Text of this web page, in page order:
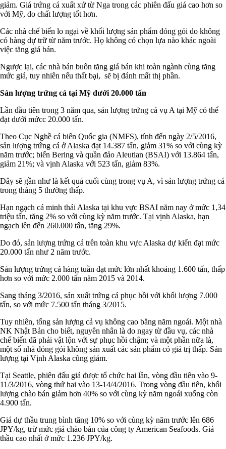
giảm. Giá trứng cá xuất xứ từ Nga trong các phiên đấu giá cao hơn so
với Mỹ, do chất lượng tốt hơn.
Các nhà chế biến lo ngại về khối lượng sản phẩm đóng gói do không
có hàng dự trữ từ năm trước. Họ không có chọn lựa nào khác ngoài
việc tăng giá bán.
Ngược lại, các nhà bán buôn tăng giá bán khi toàn ngành cùng tăng
mức giá, tuy nhiên nếu thất bại, sẽ bị đánh mất thị phần.
Sản lượng trứng cá tại Mỹ dưới 20.000 tấn
Lần đầu tiên trong 3 năm qua, sản lượng trứng cá vụ A tại Mỹ có thể
đạt dưới mứcc 20.000 tấn.
Theo Cục Nghề cá biển Quốc gia (NMFS), tính đến ngày 2/5/2016,
sản lượng trứng cá ở Alaska đạt 14.387 tấn, giảm 31% so với cùng kỳ
năm trước; biển Bering và quần đảo Aleutian (BSAI) với 13.864 tấn,
giảm 21%; và vịnh Alaska với 523 tấn, giảm 83%.
Đây sẽ gần như là kết quả cuối cùng trong vụ A, vì sản lượng trứng cá
trong tháng 5 thường thấp.
Hạn ngạch cá minh thái Alaska tại khu vực BSAI năm nay ở mức 1,34
triệu tấn, tăng 2% so với cùng kỳ năm trước. Tại vịnh Alaska, hạn
ngạch lên đến 260.000 tấn, tăng 29%.
Do đó, sản lượng trứng cá trên toàn khu vực Alaska dự kiến ​​đạt mức
20.000 tấn như 2 năm trước.
Sản lượng trứng cá hàng tuần đạt mức lớn nhất khoảng 1.600 tấn, thấp
hơn so với mức 2.000 tấn năm 2015 và 2014.
Sang tháng 3/2016, sản xuất trứng cá phục hồi với khối lượng 7.000
tấn, so với mức 7.500 tấn tháng 3/2015.
Tuy nhiên, tổng sản lượng cả vụ không cao bằng năm ngoái. Một nhà
NK Nhật Bản cho biết, nguyên nhân là do ngay từ đầu vụ, các nhà
chế biến đã phải vật lộn với sự phục hồi chậm; và một phần nữa là,
một số nhà đóng gói không sản xuất các sản phẩm có giá trị thấp. Sản
lượng tại Vịnh Alaska cũng giảm.
Tại Seattle, phiên đấu giá được tổ chức hai lần, vòng đầu tiên vào 9-
11/3/2016, vòng thứ hai vào 13-14/4/2016. Trong vòng đầu tiên, khối
lượng chào bán giảm hơn 40% so với cùng kỳ năm ngoái xuống còn
4.900 tấn.
Giá dự thầu trung bình tăng 10% so với cùng kỳ năm trước lên 686
JPY/kg, trừ mức giá chào bán của công ty American Seafoods. Giá
thầu cao nhất ở mức 1.236 JPY/kg.